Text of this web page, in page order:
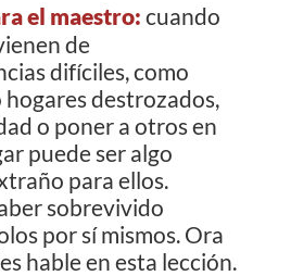
el maestro: cuando
de
difíciles, como
hogares destrozados,
o poner a otros en
puede ser algo
para ellos.
sobrevivido
por sí mismos. Ora
hable en esta lección.